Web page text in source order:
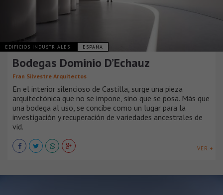
EDIFICIOS INDUSTRIALES ESPAÑA
Bodegas Dominio D’Echauz
Fran Silvestre Arquitectos
En el interior silencioso de Castilla, surge una pieza
arquitectónica que no se impone, sino que se posa. Más que
una bodega al uso, se concibe como un lugar para la
investigación y recuperación de variedades ancestrales de
vid.
VER +